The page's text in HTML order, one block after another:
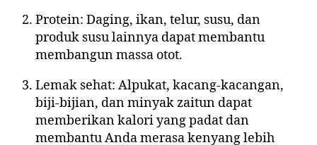
Protein: Daging, ikan, telur, susu, dan
produk susu lainnya dapat membantu
membangun massa otot.
Lemak sehat: Alpukat, kacang-kacangan,
biji-bijian, dan minyak zaitun dapat
memberikan kalori yang padat dan
membantu Anda merasa kenyang lebih